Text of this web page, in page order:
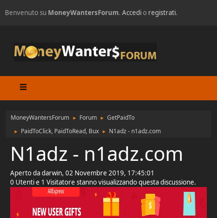
Benvenuto su MoneyWantersForum. Accedio registrati.
MoneyWantersForum ► Forum ► GetPaidTo
► PaidToClick, PaidToRead, Bux ► N1adz - n1adz.com
N1adz - n1adz.com
Aperto da darwin, 02 Novembre 2019, 17:45:01
0 Utenti e 1 Visitatore stanno visualizzando questa discussione.